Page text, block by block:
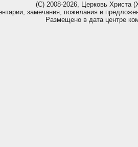
(С) 2008-2026, Церковь Христа
замечания, пожелания и
Размещено в дата центре